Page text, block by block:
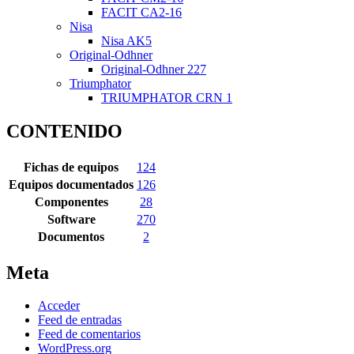
FACIT CA2-16
Nisa
Nisa AK5
Original-Odhner
Original-Odhner 227
Triumphator
TRIUMPHATOR CRN 1
CONTENIDO
Fichas de equipos
124
Equipos documentados 126
Componentes
28
Software
270
Documentos
2
Meta
Acceder
Feed de entradas
Feed de comentarios
WordPress.org